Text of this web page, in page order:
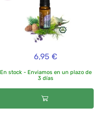
6,95 €
En stock - Enviamos en un plazo de
3 días